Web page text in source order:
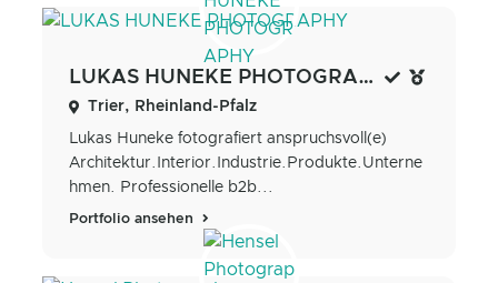
LUKAS HUNEKE PHOTOGRAPHY
Trier, Rheinland-Pfalz
Lukas Huneke fotografiert anspruchsvoll(e)
Architektur.Interior.Industrie.Produkte.Unterne
hmen. Professionelle b2b...
Portfolio ansehen